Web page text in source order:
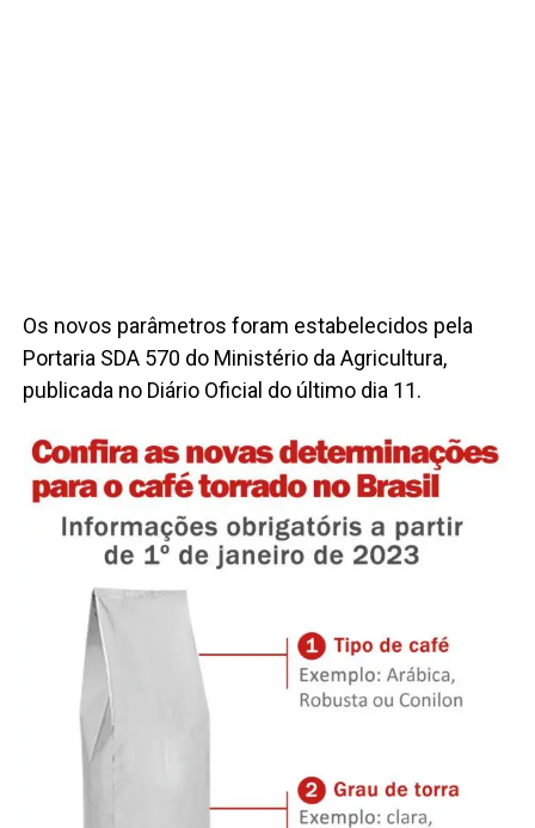
Os novos parâmetros foram estabelecidos pela
Portaria SDA 570 do Ministério da Agricultura,
publicada no Diário Oficial do último dia 11.